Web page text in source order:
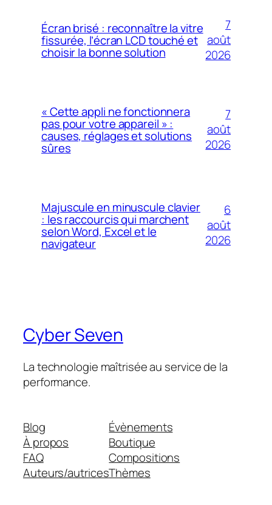
Écran brisé : reconnaître la vitre
fissurée, l’écran LCD touché et
choisir la bonne solution
7
août
2026
« Cette appli ne fonctionnera
pas pour votre appareil » :
causes, réglages et solutions
sûres
7
août
2026
Majuscule en minuscule clavier
: les raccourcis qui marchent
selon Word, Excel et le
navigateur
6
août
2026
Cyber Seven
La technologie maîtrisée au service de la
performance.
Blog
À propos
FAQ
Auteurs/autrices
Évènements
Boutique
Compositions
Thèmes